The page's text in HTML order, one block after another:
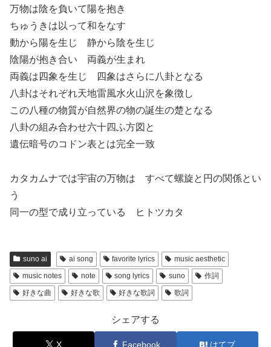
万物は陰を負いて陽を抱き
ちゅうきは以って和をなす
動から陽を生じ 静から陰を生じ
陰陽が抱き合い 両義が生まれ
両義は四象を生じ 四象はさらに八卦となる
八卦はそれぞれ天地雷風水火山沢を象徴し
この八種の物質が自然界の物の誕生の楚となる
八卦の組み合わせ六十四ふ方図と
遺伝暗号のコドン表とは完全一致
カタカムナでは宇宙の万物は すべて螺旋と円の関係とい
う
同一の型で成り立っている ヒトツカタ
suno ai ai song favorite lyrics
music aesthetic
music notes
note song lyrics suno
作詞
好きな曲
好きな歌 好きな歌詞 歌詞
シェアする
X Facebook はてブ